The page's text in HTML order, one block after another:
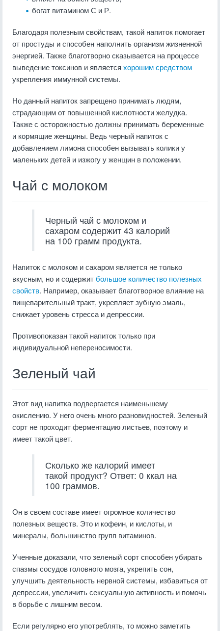
богат витамином С и Р.
Благодаря полезным свойствам, такой напиток помогает
от простуды и способен наполнить организм жизненной
энергией. Также благотворно сказывается на процессе
выведение токсинов и является хорошим средством
укрепления иммунной системы.
Но данный напиток запрещено принимать людям,
страдающим от повышенной кислотности желудка.
Также с осторожностью должны принимать беременные
и кормящие женщины. Ведь черный напиток с
добавлением лимона способен вызывать колики у
маленьких детей и изжогу у женщин в положении.
Чай с молоком
Черный чай с молоком и
сахаром содержит 43 калорий
на 100 грамм продукта.
Напиток с молоком и сахаром является не только
вкусным, но и содержитбольшое количество полезных
свойств. Например, оказывает благотворное влияние на
пищеварительный тракт, укрепляет зубную эмаль,
снижает уровень стресса и депрессии.
Противопоказан такой напиток только при
индивидуальной непереносимости.
Зеленый чай
Этот вид напитка подвергается наименьшему
окислению. У него очень много разновидностей. Зеленый
сорт не проходит ферментацию листьев, поэтому и
имеет такой цвет.
Сколько же калорий имеет
такой продукт? Ответ: 0 ккал на
100 граммов.
Он в своем составе имеет огромное количество
полезных веществ. Это и кофеин, и кислоты, и
минералы, большинство групп витаминов.
Ученные доказали, что зеленый сорт способен убирать
спазмы сосудов головного мозга, укрепить сон,
улучшить деятельность нервной системы, избавиться от
депрессии, увеличить сексуальную активность и помочь
в борьбе с лишним весом.
Если регулярно его употреблять, то можно заметить